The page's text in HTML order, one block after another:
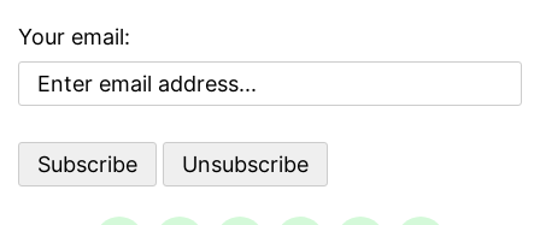
気分
な自
今回
自
自分
クが高まる３つの精神状態 人は、ど
ういう時に自殺に至るのか？ その精
神状態を詳しく知っておくのは、周囲
なりません。 一般的に広まっている
ノウハウ ...
亡シ
Your email: